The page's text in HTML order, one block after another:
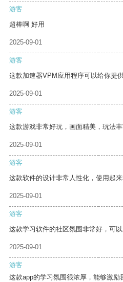
游客
超棒啊 好用
2025-09-01
游客
这款加速器VPM应用程序可以给你提
2025-09-01
游客
这款游戏非常好玩，画面精美，玩法丰
2025-09-01
游客
这款软件的设计非常人性化，使用起来
2025-09-01
游客
这款学习软件的社区氛围非常好，可
2025-09-01
游客
这款app的学习氛围很浓厚，能够激